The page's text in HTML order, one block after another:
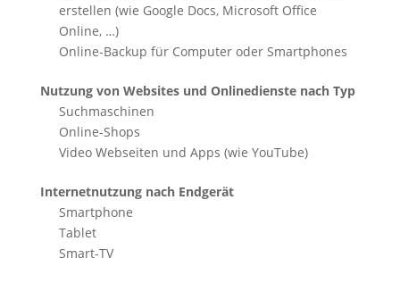
erstellen (wie Google Docs, Microsoft Office
Online, …)
Online-Backup für Computer oder Smartphones
Nutzung von Websites und Onlinedienste nach Typ
Suchmaschinen
Online-Shops
Video Webseiten und Apps (wie YouTube)
Internetnutzung nach Endgerät
Smartphone
Tablet
Smart-TV